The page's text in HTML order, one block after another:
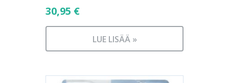
30,95 €
LUE LISÄÄ »